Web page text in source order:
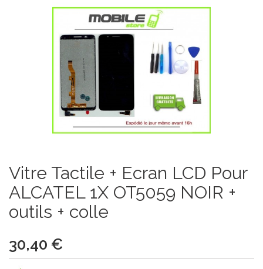
Vitre Tactile + Ecran LCD Pour
ALCATEL 1X OT5059 NOIR +
outils + colle
30,40 €